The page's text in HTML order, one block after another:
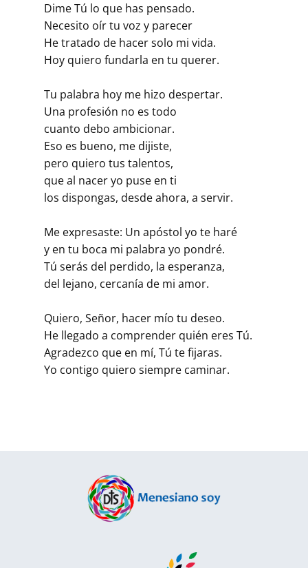
Dime Tú lo que has pensado.
Necesito oír tu voz y parecer
He tratado de hacer solo mi vida.
Hoy quiero fundarla en tu querer.
Tu palabra hoy me hizo despertar.
Una profesión no es todo
cuanto debo ambicionar.
Eso es bueno, me dijiste,
pero quiero tus talentos,
que al nacer yo puse en ti
los dispongas, desde ahora, a servir.
Me expresaste: Un apóstol yo te haré
y en tu boca mi palabra yo pondré.
Tú serás del perdido, la esperanza,
del lejano, cercanía de mi amor.
Quiero, Señor, hacer mío tu deseo.
He llegado a comprender quién eres Tú.
Agradezco que en mí, Tú te fijaras.
Yo contigo quiero siempre caminar.